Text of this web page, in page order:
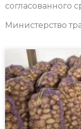
согласованного
Министерство